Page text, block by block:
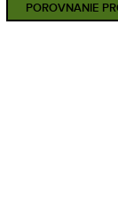
POROVNANIE